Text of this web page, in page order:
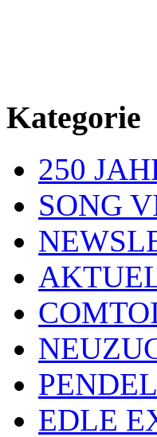
Kategorie
250
SONG
EDLE